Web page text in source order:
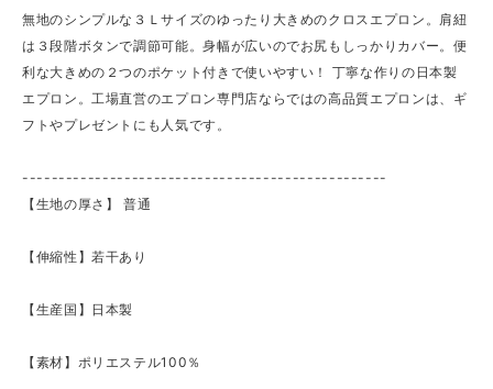
無地のシンプルな３Ｌサイズのゆったり大きめのクロスエプロン。肩紐
は３段階ボタンで調節可能。身幅が広いのでお尻もしっかりカバー。便
利な大きめの２つのポケット付きで使いやすい！ 丁寧な作りの日本製
エプロン。工場直営のエプロン専門店ならではの高品質エプロンは、ギ
フトやプレゼントにも人気です。
--------------------------------------------------
【生地の厚さ】 ​普通
【伸縮性】若干あり
【生産国】日本製
【素材】ポリエステル100％